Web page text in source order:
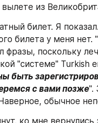
из
билет. Я
билета у меня нет. "
фразы, поскольку
"системе" Turkish
быть
с вами позже".
обычное
ко мне